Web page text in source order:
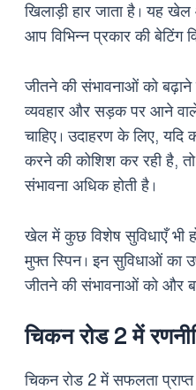
खिलाड़ी हार जाता है। यह
आप विभिन्न प्रकार की बेटिंग
जीतने की संभावनाओं को बढ़ाने
व्यवहार और सड़क पर आने
चाहिए। उदाहरण के लिए, यदि
करने की कोशिश कर रही है,
संभावना अधिक होती है।
खेल में कुछ विशेष सुविधाएँ भी
मुफ्त स्पिन। इन सुविधाओं का
जीतने की संभावनाओं को और
चिकन रोड 2 में
चिकन रोड 2 में सफलता